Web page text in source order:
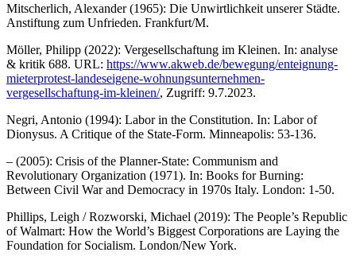
Mitscherlich, Alexander (1965): Die Unwirtlichkeit unserer Städte.
Anstiftung zum Unfrieden. Frankfurt/M.
Möller, Philipp (2022): Vergesellschaftung im Kleinen. In: analyse
& kritik 688. URL: https://www.akweb.de/bewegung/enteignung-
mieterprotest-landeseigene-wohnungsunternehmen-
vergesellschaftung-im-kleinen/, Zugriff: 9.7.2023.
Negri, Antonio (1994): Labor in the Constitution. In: Labor of
Dionysus. A Critique of the State-Form. Minneapolis: 53-136.
– (2005): Crisis of the Planner-State: Communism and
Revolutionary Organization (1971). In: Books for Burning:
Between Civil War and Democracy in 1970s Italy. London: 1-50.
Phillips, Leigh / Rozworski, Michael (2019): The People’s Republic
of Walmart: How the World’s Biggest Corporations are Laying the
Foundation for Socialism. London/New York.